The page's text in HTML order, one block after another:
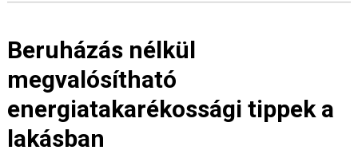
Beruházás nélkül
megvalósítható
energiatakarékossági tippek a
lakásban